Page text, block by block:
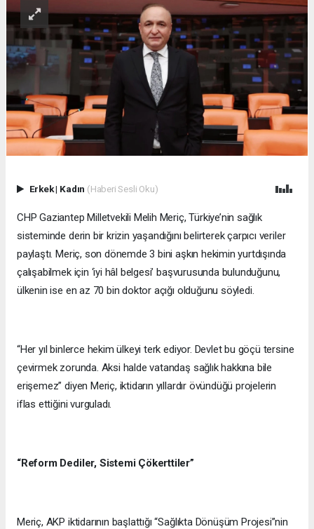
Erkek| Kadın (Haberi Sesli Oku)
CHP Gaziantep Milletvekili Melih Meriç, Türkiye’nin sağlık
sisteminde derin bir krizin yaşandığını belirterek çarpıcı veriler
paylaştı. Meriç, son dönemde 3 bini aşkın hekimin yurtdışında
çalışabilmek için ‘iyi hâl belgesi’ başvurusunda bulunduğunu,
ülkenin ise en az 70 bin doktor açığı olduğunu söyledi.
“Her yıl binlerce hekim ülkeyi terk ediyor. Devlet bu göçü tersine
çevirmek zorunda. Aksi halde vatandaş sağlık hakkına bile
erişemez” diyen Meriç, iktidarın yıllardır övündüğü projelerin
iflas ettiğini vurguladı.
“Reform Dediler, Sistemi Çökerttiler”
Meriç, AKP iktidarının başlattığı “Sağlıkta Dönüşüm Projesi”nin